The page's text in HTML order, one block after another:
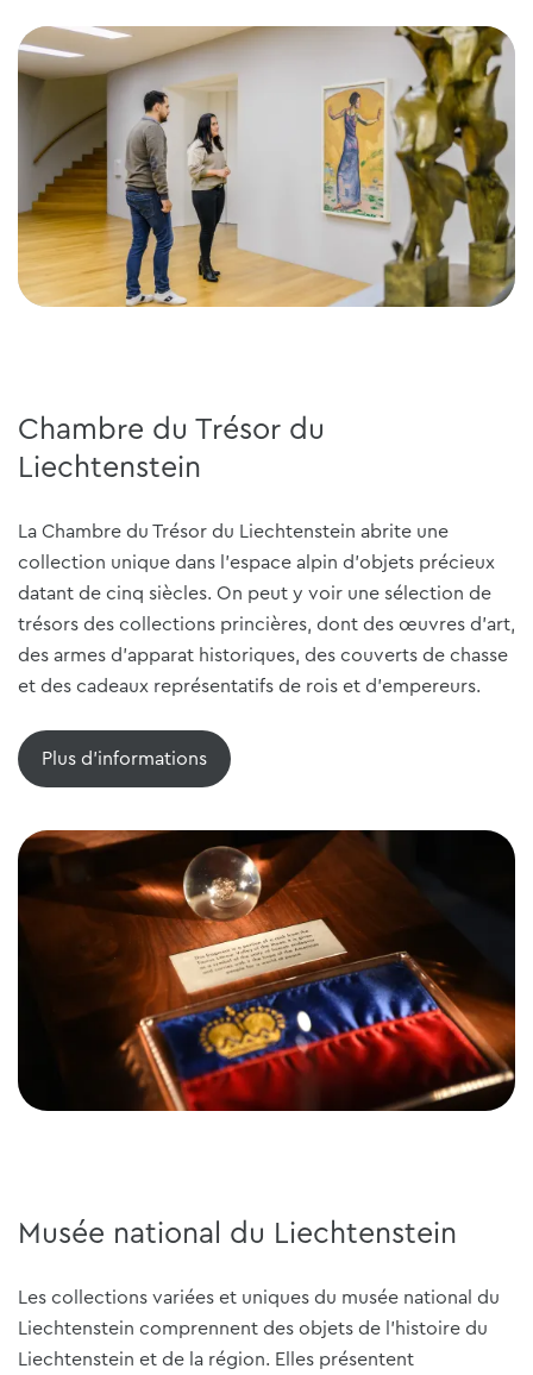
Chambre du Trésor du
Liechtenstein
La Chambre du Trésor du Liechtenstein abrite une
collection unique dans l'espace alpin d'objets précieux
datant de cinq siècles. On peut y voir une sélection de
trésors des collections princières, dont des œuvres d'art,
des armes d'apparat historiques, des couverts de chasse
et des cadeaux représentatifs de rois et d'empereurs.
Plus d'informations
Musée national du Liechtenstein
Les collections variées et uniques du musée national du
Liechtenstein comprennent des objets de l'histoire du
Liechtenstein et de la région. Elles présentent